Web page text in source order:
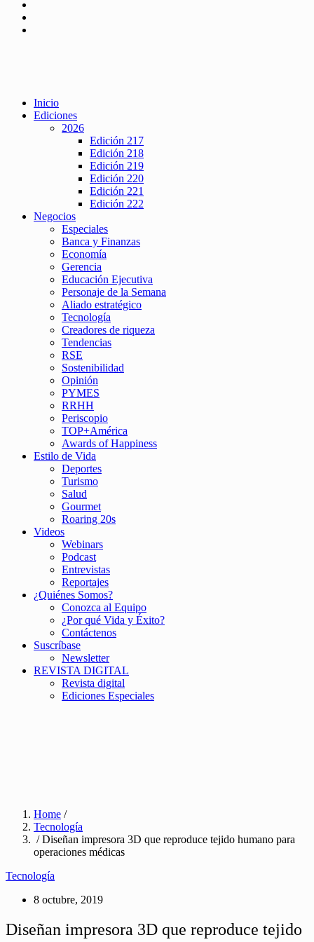
Inicio
Ediciones
2026
Edición 217
Edición 218
Edición 219
Edición 220
Edición 221
Edición 222
Negocios
Especiales
Banca y Finanzas
Economía
Gerencia
Educación Ejecutiva
Personaje de la Semana
Aliado estratégico
Tecnología
Creadores de riqueza
Tendencias
RSE
Sostenibilidad
Opinión
PYMES
RRHH
Periscopio
TOP+América
Awards of Happiness
Estilo de Vida
Deportes
Turismo
Salud
Gourmet
Roaring 20s
Videos
Webinars
Podcast
Entrevistas
Reportajes
¿Quiénes Somos?
Conozca al Equipo
¿Por qué Vida y Éxito?
Contáctenos
Suscríbase
Newsletter
REVISTA DIGITAL
Revista digital
Ediciones Especiales
Home /
Tecnología
/ Diseñan impresora 3D que reproduce tejido humano para
operaciones médicas
Tecnología
8 octubre, 2019
Diseñan impresora 3D que reproduce tejido